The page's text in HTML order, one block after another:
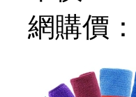
網購價：